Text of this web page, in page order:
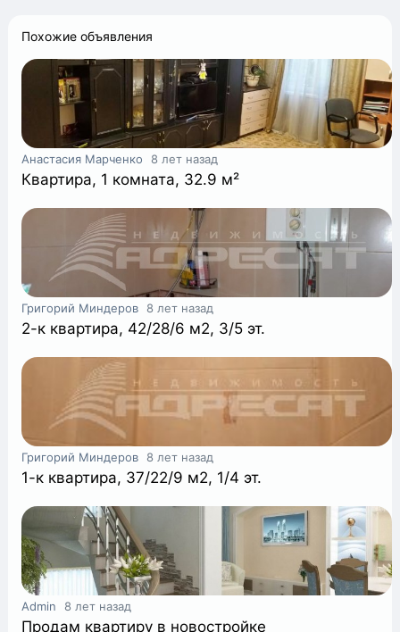
+
Похожие объявления
Анастасия Марченко 8 лет назад
Квартира, 1 комната, 32.9 м²
Григорий Миндеров 8 лет назад
2-к квартира, 42/28/6 м2, 3/5 эт.
Григорий Миндеров 8 лет назад
1-к квартира, 37/22/9 м2, 1/4 эт.
Admin 8 лет назад
Продам квартиру в новостройке